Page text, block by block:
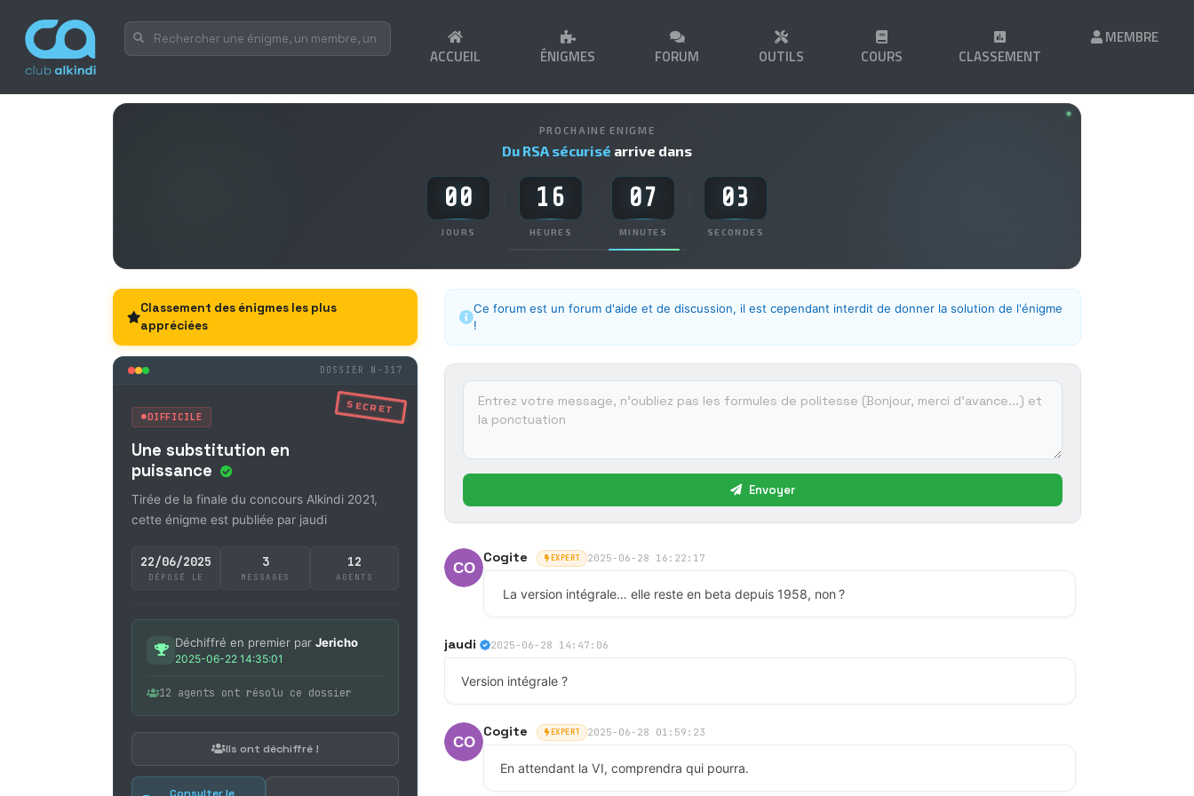
ACCUEIL ÉNIGMES FORUM OUTILS COURS CLASSEMENT
MEMBRE
PROCHAINE ENIGME
Du RSA sécurisé arrive dans
00
JOURS
16
HEURES
07
MINUTES
03
SECONDES
Classement des énigmes les plus
appréciées
DOSSIER N-317
SECRET
DIFFICILE
Une substitution en
puissance
Tirée de la finale du concours Alkindi 2021,
cette énigme est publiée par jaudi
22/06/2025
DÉPOSÉ LE
3
MESSAGES
12
AGENTS
Déchiffré en premier par Jericho
2025-06-22 14:35:01
12 agents ont résolu ce dossier
Ils ont déchiffré !
Consulter le
Ce forum est un forum d'aide et de discussion, il est cependant interdit de donner la solution de l'énigme
!
Envoyer
Cogite EXPERT 2025-06-28 16:22:17
La version intégrale… elle reste en beta depuis 1958, non ?
jaudi 2025-06-28 14:47:06
Version intégrale ?
Cogite EXPERT 2025-06-28 01:59:23
En attendant la VI, comprendra qui pourra.